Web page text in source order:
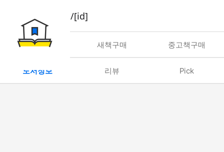
book/rent/[id]
대여 새책구매 중고책구매
도서정보 리뷰 Pick